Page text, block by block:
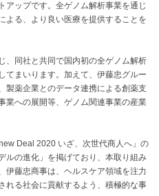
アップです。全ゲノム解析事業を通じ
よる、より良い医療を提供することを
、同社と共同で国内初の全ゲノム解析
てまいります。加えて、伊藤忠グルー
製薬企業とのデータ連携による創薬支
業への展開等、ゲノム関連事業の産業
Deal 2020 いざ、次世代商人へ」の
ルの進化」を掲げており、本取り組み
伊藤忠商事は、ヘルスケア領域を注力
れる社会に貢献するよう、積極的な事